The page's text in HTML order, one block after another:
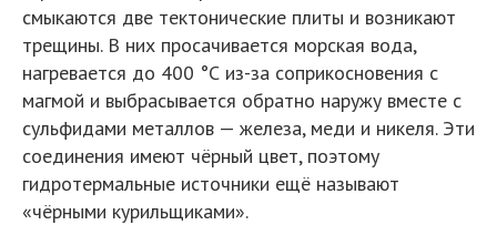
смыкаются две тектонические плиты и возникают
трещины. В них просачивается морская вода,
нагревается до 400 °С из-за соприкосновения с
магмой и выбрасывается обратно наружу вместе с
сульфидами металлов — железа, меди и никеля. Эти
соединения имеют чёрный цвет, поэтому
гидротермальные источники ещё называют
«чёрными курильщиками».